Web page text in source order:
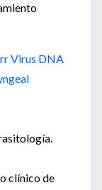
Virus DNA
clínico de